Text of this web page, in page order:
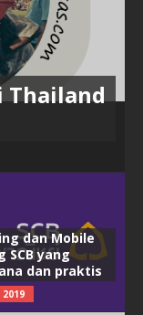
Thailand
dan Mobile
SCB yang
dan praktis
2019